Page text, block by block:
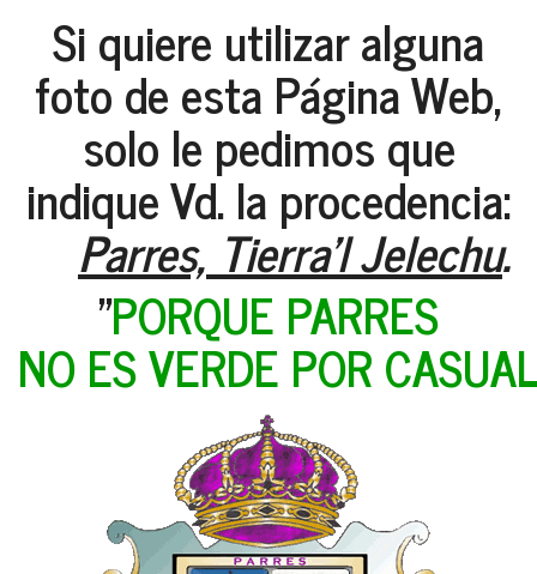
Si quiere utilizar alguna
foto de esta Página Web,
solo le pedimos que
indique Vd. la procedencia:
Parres, Tierra'l Jelechu.
"PORQUE PARRES
NO ES VERDE POR